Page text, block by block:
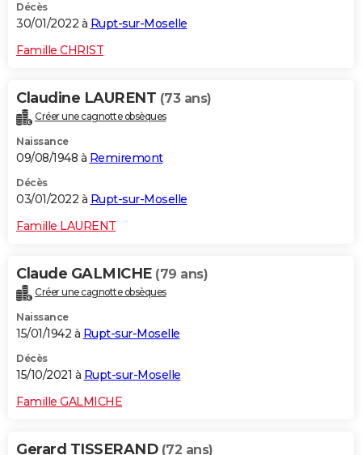
Décès
30/01/2022 à Rupt-sur-Moselle
Famille CHRIST
Claudine LAURENT (73 ans)
Créer une cagnotte obsèques
Naissance
09/08/1948 à Remiremont
Décès
03/01/2022 à Rupt-sur-Moselle
Famille LAURENT
Claude GALMICHE (79 ans)
Créer une cagnotte obsèques
Naissance
15/01/1942 à Rupt-sur-Moselle
Décès
15/10/2021 à Rupt-sur-Moselle
Famille GALMICHE
Gerard TISSERAND (72 ans)